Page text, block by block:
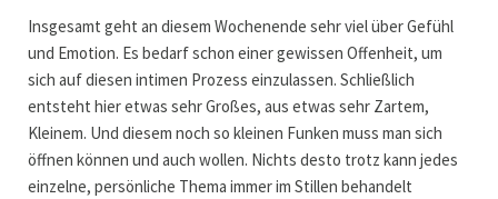
Insgesamt geht an diesem Wochenende sehr viel über Gefühl
und Emotion. Es bedarf schon einer gewissen Offenheit, um
sich auf diesen intimen Prozess einzulassen. Schließlich
entsteht hier etwas sehr Großes, aus etwas sehr Zartem,
Kleinem. Und diesem noch so kleinen Funken muss man sich
öffnen können und auch wollen. Nichts desto trotz kann jedes
einzelne, persönliche Thema immer im Stillen behandelt